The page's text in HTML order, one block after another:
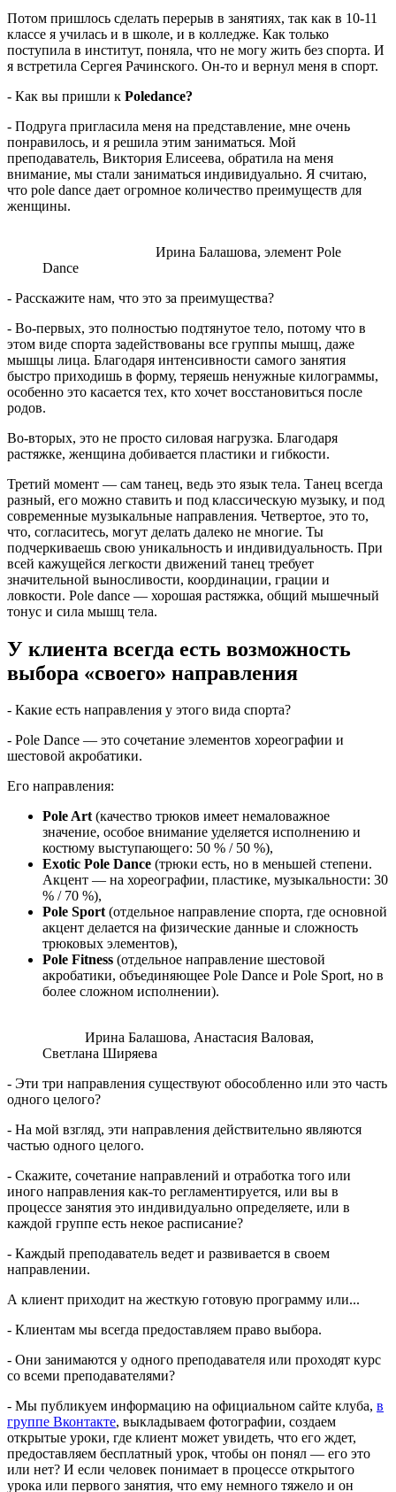
Потом пришлось сделать перерыв в занятиях, так как в 10-11
классе я училась и в школе, и в колледже. Как только
поступила в институт, поняла, что не могу жить без спорта. И
я встретила Сергея Рачинского. Он-то и вернул меня в спорт.
- Как вы пришли к Pоledance?
- Подруга пригласила меня на представление, мне очень
понравилось, и я решила этим заниматься. Мой
преподаватель, Виктория Елисеева, обратила на меня
внимание, мы стали заниматься индивидуально. Я считаю,
что роle dance дает огромное количество преимуществ для
женщины.
Ирина Балашова, элемент Pole
Dance
- Расскажите нам, что это за преимущества?
- Во-первых, это полностью подтянутое тело, потому что в
этом виде спорта задействованы все группы мышц, даже
мышцы лица. Благодаря интенсивности самого занятия
быстро приходишь в форму, теряешь ненужные килограммы,
особенно это касается тех, кто хочет восстановиться после
родов.
Во-вторых, это не просто силовая нагрузка. Благодаря
растяжке, женщина добивается пластики и гибкости.
Третий момент ― сам танец, ведь это язык тела. Танец всегда
разный, его можно ставить и под классическую музыку, и под
современные музыкальные направления. Четвертое, это то,
что, согласитесь, могут делать далеко не многие. Ты
подчеркиваешь свою уникальность и индивидуальность. При
всей кажущейся легкости движений танец требует
значительной выносливости, координации, грации и
ловкости. Pоle dance ― хорошая растяжка, общий мышечный
тонус и сила мышц тела.
У клиента всегда есть возможность
выбора «своего» направления
- Какие есть направления у этого вида спорта?
- Pole Dance ― это сочетание элементов хореографии и
шестовой акробатики.
Его направления:
Pole Art(качество трюков имеет немаловажное
значение, особое внимание уделяется исполнению и
костюму выступающего: 50 % / 50 %),
Exotic Pole Dance (трюки есть, но в меньшей степени.
Акцент ― на хореографии, пластике, музыкальности: 30
% / 70 %),
Pole Sport(отдельное направление спорта, где основной
акцент делается на физические данные и сложность
трюковых элементов),
Pole Fitness (отдельное направление шестовой
акробатики, объединяющее Pole Dance и Pole Sport, но в
более сложном исполнении).
Ирина Балашова, Анастасия Валовая,
Светлана Ширяева
- Эти три направления существуют обособленно или это часть
одного целого?
- На мой взгляд, эти направления действительно являются
частью одного целого.
- Скажите, сочетание направлений и отработка того или
иного направления как-то регламентируется, или вы в
процессе занятия это индивидуально определяете, или в
каждой группе есть некое расписание?
- Каждый преподаватель ведет и развивается в своем
направлении.
А клиент приходит на жесткую готовую программу или...
- Клиентам мы всегда предоставляем право выбора.
- Они занимаются у одного преподавателя или проходят курс
со всеми преподавателями?
- Мы публикуем информацию на официальном сайте клуба, в
группе Вконтакте, выкладываем фотографии, создаем
открытые уроки, где клиент может увидеть, что его ждет,
предоставляем бесплатный урок, чтобы он понял ― его это
или нет? И если человек понимает в процессе открытого
урока или первого занятия, что ему немного тяжело и он